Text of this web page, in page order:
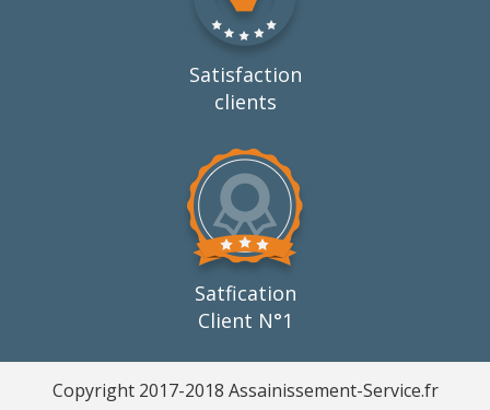
Satisfaction
clients
Satfication
Client N°1
Copyright 2017-2018 Assainissement-Service.fr